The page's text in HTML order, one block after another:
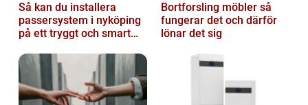
Så kan du installera
passersystem i nyköping
på ett tryggt och smart
Bortforsling möbler så
fungerar det och därför
lönar det sig